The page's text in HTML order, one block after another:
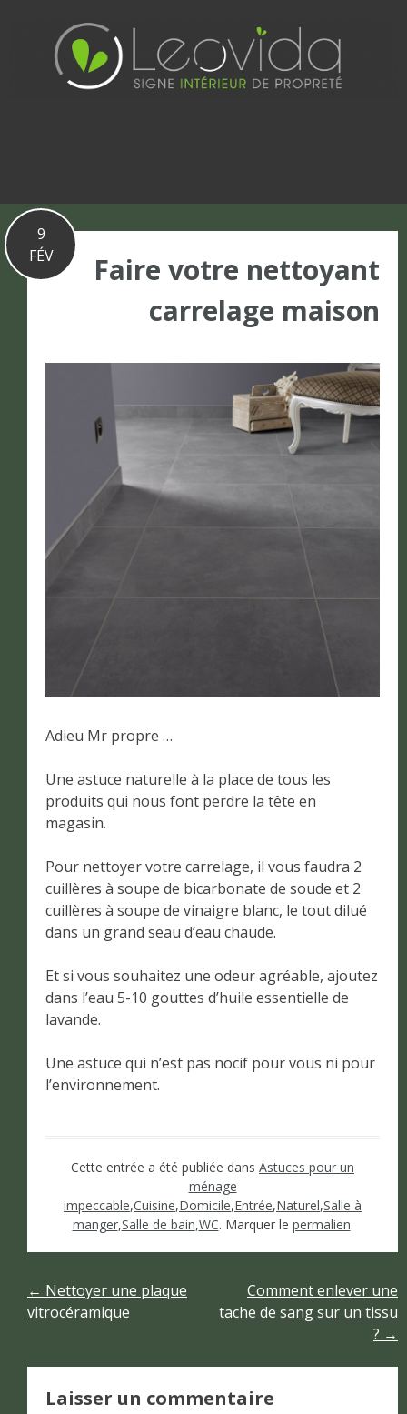
9
FÉV
Faire votre nettoyant
carrelage maison
Adieu Mr propre …
Une astuce naturelle à la place de tous les
produits qui nous font perdre la tête en
magasin.
Pour nettoyer votre carrelage, il vous faudra 2
cuillères à soupe de bicarbonate de soude et 2
cuillères à soupe de vinaigre blanc, le tout dilué
dans un grand seau d’eau chaude.
Et si vous souhaitez une odeur agréable, ajoutez
dans l’eau 5-10 gouttes d’huile essentielle de
lavande.
Une astuce qui n’est pas nocif pour vous ni pour
l’environnement.
Cette entrée a été publiée dans Astuces pour un
ménage
impeccable,Cuisine,Domicile,Entrée,Naturel,Salle à
manger,Salle de bain,WC. Marquer le permalien.
Navigation
← Nettoyer une plaque
vitrocéramique
Comment enlever une
tache de sang sur un tissu
? →
Laisser un commentaire